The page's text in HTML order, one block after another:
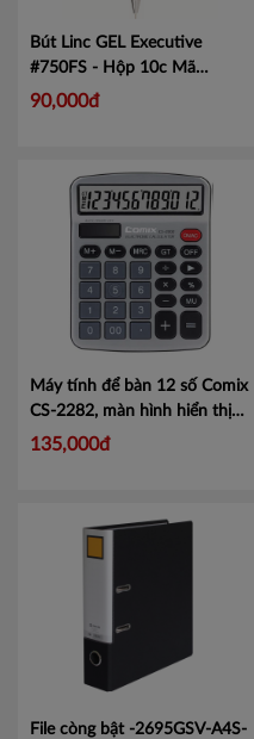
Bút Linc GEL Executive
#750FS - Hộp 10c Mã
LIN750
90,000đ
Máy tính để bàn 12 số Comix
CS-2282, màn hình hiển thị
lớn tiện lợi.
135,000đ
File còng bật -2695GSV-A4S-